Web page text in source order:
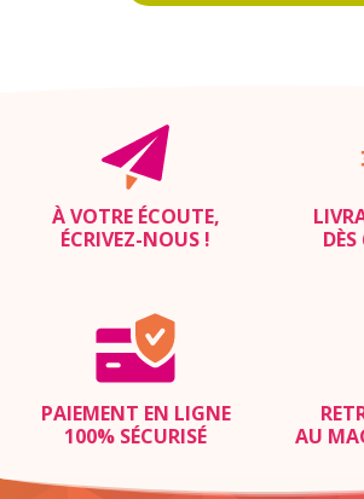
À VOTRE ÉCOUTE,
ÉCRIVEZ-NOUS !
PAIEMENT EN LIGNE
100% SÉCURISÉ
AU